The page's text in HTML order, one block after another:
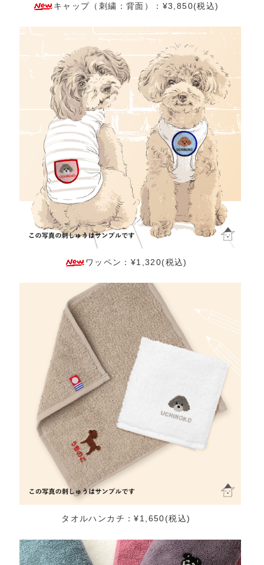
キャップ（刺繍：背面）：¥3,850(税込)
ワッペン：¥1,320(税込)
タオルハンカチ：¥1,650(税込)